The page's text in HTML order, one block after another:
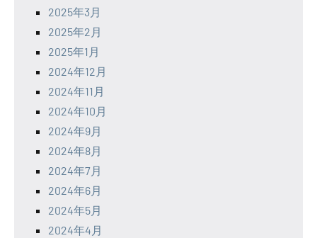
2025年3月
2025年2月
2025年1月
2024年12月
2024年11月
2024年10月
2024年9月
2024年8月
2024年7月
2024年6月
2024年5月
2024年4月